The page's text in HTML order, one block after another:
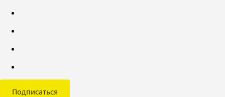
Подписаться